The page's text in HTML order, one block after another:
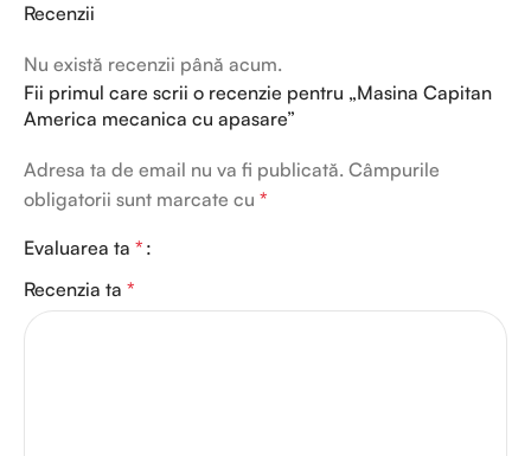
Recenzii
Nu există recenzii până acum.
Fii primul care scrii o recenzie pentru „Masina Capitan
America mecanica cu apasare”
Adresa ta de email nu va fi publicată. Câmpurile
obligatorii sunt marcate cu *
Evaluarea ta *
Recenzia ta *